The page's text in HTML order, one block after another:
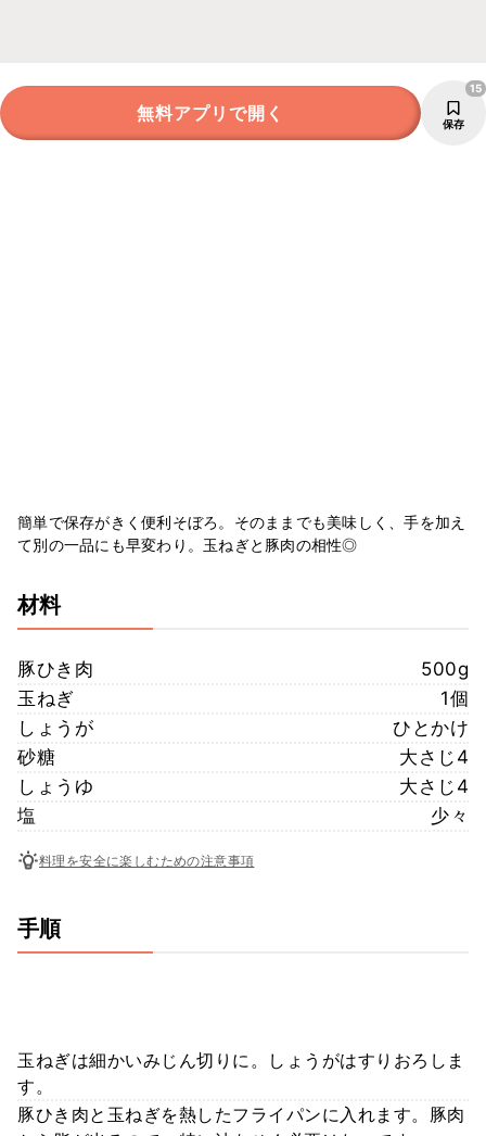
無料アプリで開く 保存
15
簡単で保存がきく便利そぼろ。そのままでも美味しく、手を加え
て別の一品にも早変わり。玉ねぎと豚肉の相性◎
材料
豚ひき肉
500g
玉ねぎ
1個
しょうが
ひとかけ
砂糖
大さじ4
しょうゆ
大さじ4
塩
少々
料理を安全に楽しむための注意事項
手順
玉ねぎは細かいみじん切りに。しょうがはすりおろしま
す。
豚ひき肉と玉ねぎを熱したフライパンに入れます。豚肉